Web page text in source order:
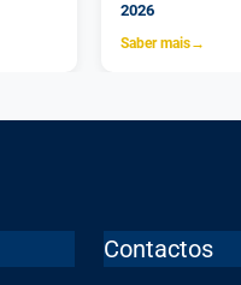
2026
Saber mais→
Contactos